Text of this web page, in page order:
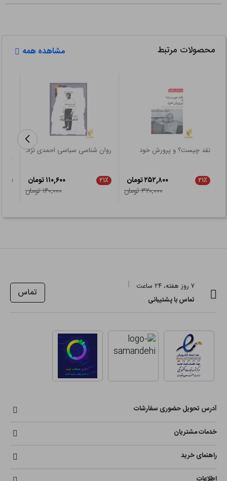
محصولات مرتبط مشاهده همه
نقد چیست؟ و پرورش خود
۲۱٪
۲۵۲,۸۰۰ تومان
۳۲۰,۰۰۰ تومان
روان شناسی سیاسی احمدی نژاد
۲۱٪
۱۱۰,۶۰۰ تومان
۱۴۰,۰۰۰ تومان
۷ روز هفته، ۲۴ ساعت
تماس با پشتیبانی
تماس
آدرس تحویل حضوری سفارشات
خدمات مشتریان
راهنمای خرید
اطلاعات